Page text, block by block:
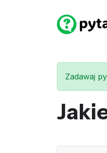
Zadawaj